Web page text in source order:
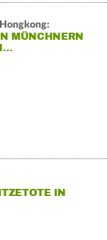
MÜNCHNERN
IN